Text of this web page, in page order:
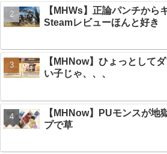
【MHWs】正論パンチから
Steamレビューほんと好き
【MHNow】ひょっとして
い子じゃ、、、
【MHNow】PUモンスが地
プで草